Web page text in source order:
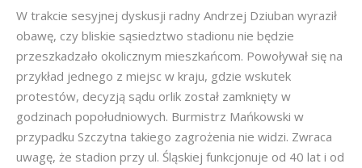
W trakcie sesyjnej dyskusji radny Andrzej Dziuban wyraził
obawę, czy bliskie sąsiedztwo stadionu nie będzie
przeszkadzało okolicznym mieszkańcom. Powoływał się na
przykład jednego z miejsc w kraju, gdzie wskutek
protestów, decyzją sądu orlik został zamknięty w
godzinach popołudniowych. Burmistrz Mańkowski w
przypadku Szczytna takiego zagrożenia nie widzi. Zwraca
uwagę, że stadion przy ul. Śląskiej funkcjonuje od 40 lat i od